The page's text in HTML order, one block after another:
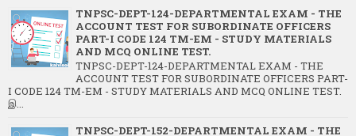
TNPSC-DEPT-124-DEPARTMENTAL EXAM - THE
ACCOUNT TEST FOR SUBORDINATE OFFICERS
PART-I CODE 124 TM-EM - STUDY MATERIALS
AND MCQ ONLINE TEST.
TNPSC-DEPT-124-DEPARTMENTAL EXAM - THE
ACCOUNT TEST FOR SUBORDINATE OFFICERS PART-
I CODE 124 TM-EM - STUDY MATERIALS AND MCQ ONLINE TEST.
இ...
TNPSC-DEPT-152-DEPARTMENTAL EXAM - THE